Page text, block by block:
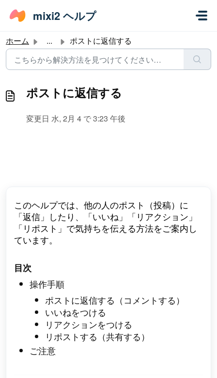
mixi2 ヘルプ
ホーム ... ポストに返信する
ポストに返信する
変更日 水, 2月 4 で 3:23 午後
このヘルプでは、他の人のポスト（投稿）に
「返信」したり、「いいね」「リアクション」
「リポスト」で気持ちを伝える方法をご案内し
ています。
目次
操作手順
ポストに返信する（コメントする）
いいねをつける
リアクションをつける
リポストする（共有する）
ご注意